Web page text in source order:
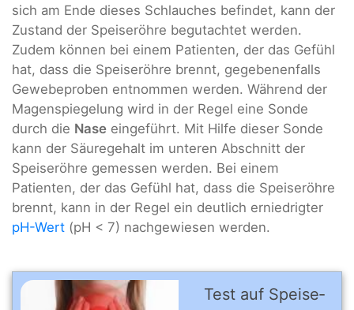
sich am Ende dieses Schlauches befindet, kann der
Zustand der Speiseröhre begutachtet werden.
Zudem können bei einem Patienten, der das Gefühl
hat, dass die Speiseröhre brennt, gegebenenfalls
Gewebeproben entnommen werden. Während der
Magenspiegelung wird in der Regel eine Sonde
durch die Nase eingeführt. Mit Hilfe dieser Sonde
kann der Säuregehalt im unteren Abschnitt der
Speiseröhre gemessen werden. Bei einem
Patienten, der das Gefühl hat, dass die Speiseröhre
brennt, kann in der Regel ein deutlich erniedrigter
pH-Wert (pH < 7) nachgewiesen werden.
Test auf Speise­